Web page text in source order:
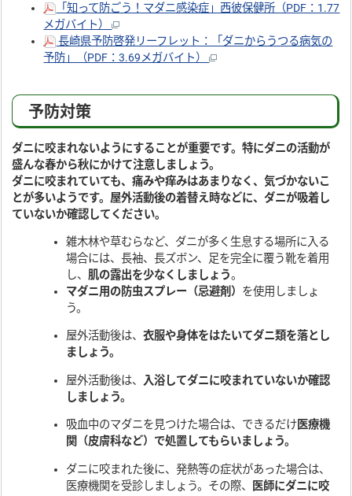
「知って防ごう！マダニ感染症」西彼保健所（PDF：1.77
メガバイト）
長崎県予防啓発リーフレット：「ダニからうつる病気の
予防」（PDF：3.69メガバイト）
予防対策
ダニに咬まれないようにすることが重要です。特にダニの活動が
盛んな春から秋にかけて注意しましょう。
ダニに咬まれていても、痛みや痒みはあまりなく、気づかないこ
とが多いようです。屋外活動後の着替え時などに、ダニが吸着し
ていないか確認してください。
雑木林や草むらなど、ダニが多く生息する場所に入る
場合には、長袖、長ズボン、足を完全に覆う靴を着用
し、肌の露出を少なくしましょう。
マダニ用の防虫スプレー（忌避剤） を使用しましょ
う。
屋外活動後は、衣服や身体をはたいてダニ類を落とし
ましょう。
屋外活動後は、 入浴してダニに咬まれていないか確認
しましょう。
吸血中のマダニを見つけた場合は、できるだけ医療機
関（皮膚科など）で処置してもらいましょう。
ダニに咬まれた後に、発熱等の症状があった場合は、
医療機関を受診しましょう。その際、
医師にダニに咬